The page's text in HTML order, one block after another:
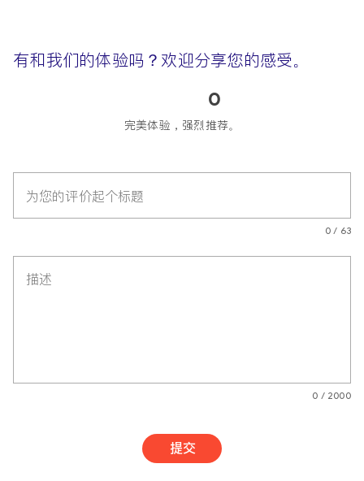
有和我们的体验吗？欢迎分享您的感受。
0
完美体验，强烈推荐。
为您的评价起个标题
0 / 63
描述
0 / 2000
提交